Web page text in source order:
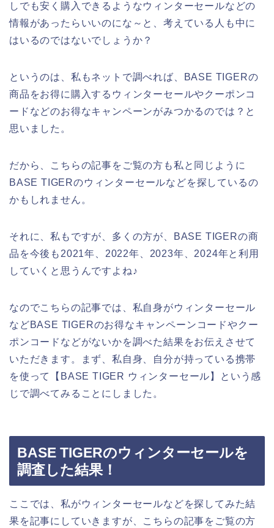
しでも安く購入できるようなウィンターセールなどの
情報があったらいいのにな～と、考えている人も中に
はいるのではないでしょうか？
というのは、私もネットで調べれば、BASE TIGERの
商品をお得に購入するウィンターセールやクーポンコ
ードなどのお得なキャンペーンがみつかるのでは？と
思いました。
だから、こちらの記事をご覧の方も私と同じように
BASE TIGERのウィンターセールなどを探しているの
かもしれません。
それに、私もですが、多くの方が、BASE TIGERの商
品を今後も2021年、2022年、2023年、2024年と利用
していくと思うんですよね♪
なのでこちらの記事では、私自身がウィンターセール
などBASE TIGERのお得なキャンペーンコードやクー
ポンコードなどがないかを調べた結果をお伝えさせて
いただきます。まず、私自身、自分が持っている携帯
を使って【BASE TIGER ウィンターセール】という感
じで調べてみることにしました。
BASE TIGERのウィンターセールを
調査した結果！
ここでは、私がウィンターセールなどを探してみた結
果を記事にしていきますが、こちらの記事をご覧の方